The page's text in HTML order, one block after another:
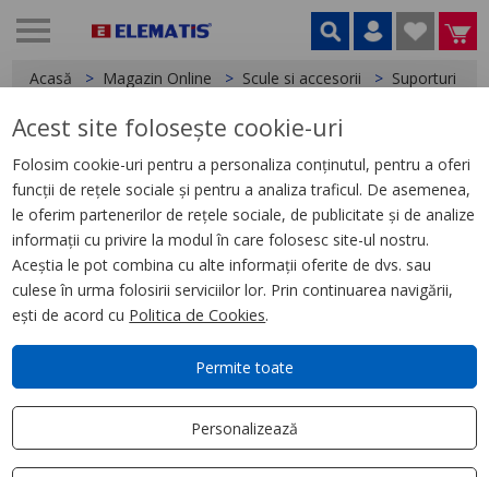
Acasă Magazin Online Scule si accesorii Suporturi și
< Suporturi și bancuri de lucru
Stand fierăstrău tăieri înclinate
extensibil până la 3 m
Acest site folosește cookie-uri
Folosim cookie-uri pentru a personaliza conținutul, pentru a oferi
funcții de rețele sociale și pentru a analiza traficul. De asemenea,
le oferim partenerilor de rețele sociale, de publicitate și de analize
informații cu privire la modul în care folosesc site-ul nostru.
Aceștia le pot combina cu alte informații oferite de dvs. sau
culese în urma folosirii serviciilor lor. Prin continuarea navigării,
ești de acord cu Politica de Cookies.
Permite toate
Personalizează